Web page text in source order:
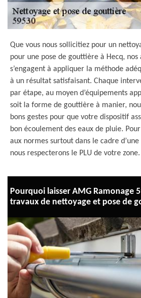
Que vous nous sollicitiez pour un
pour une pose de gouttière à Hecq, nos
s’engagent à appliquer la méthode
à un résultat satisfaisant. Chaque
par étape, au moyen d’équipements
soit la forme de gouttière à manier,
bons gestes pour que votre dispositif
bon écoulement des eaux de pluie.
aux normes surtout dans le cadre
nous respecterons le PLU de votre zone.
Pourquoi laisser AMG Ramonage
travaux de nettoyage et pose de